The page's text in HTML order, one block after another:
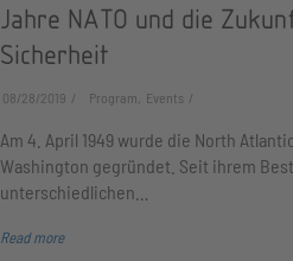
Jahre NATO und die
Sicherheit
08/28/2019 Program, Events
Am 4. April 1949 wurde die North
Washington gegründet. Seit ihrem
unterschiedlichen…
Read more